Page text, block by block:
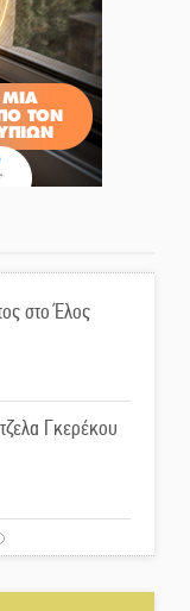
στο Έλος
Γκερέκου
γκρεμό στον